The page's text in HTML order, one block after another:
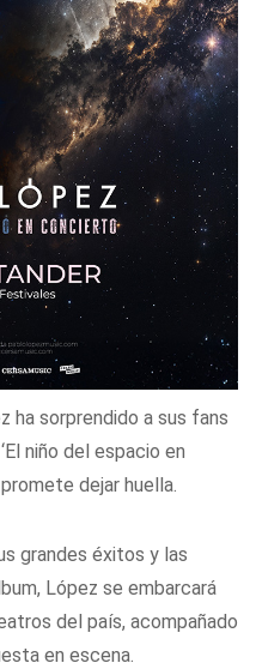
ha sorprendido a sus fans
niño del espacio en
dejar huella.
grandes éxitos y las
López se embarcará
del país, acompañado
en escena.